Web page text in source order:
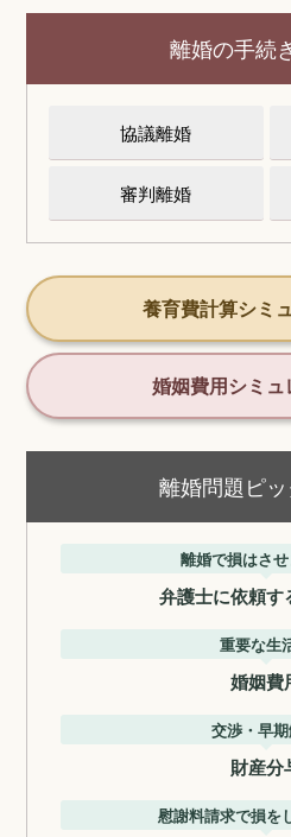
離婚の手続
協議離婚
審判離婚
養育費計算シミ
婚姻費用シミ
離婚問題ピ
離婚で損はさせ
弁護士に依頼す
重要な生
婚姻費
交渉・早
財産分
慰謝料請求で損を